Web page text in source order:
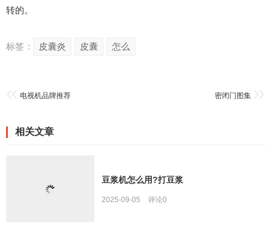
转的。
标签： 皮囊炎 皮囊 怎么
电视机品牌推荐 密闭门图集
相关文章
豆浆机怎么用?打豆浆
2025-09-05 评论0